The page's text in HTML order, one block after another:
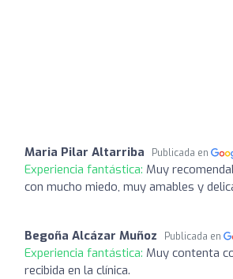
Maria Pilar Altarriba Publicada en
Experiencia fantástica: Muy
con mucho miedo, muy amables y
Begoña Alcázar Muñoz Publicada en
Experiencia fantástica: Muy contenta
recibida en la clínica.